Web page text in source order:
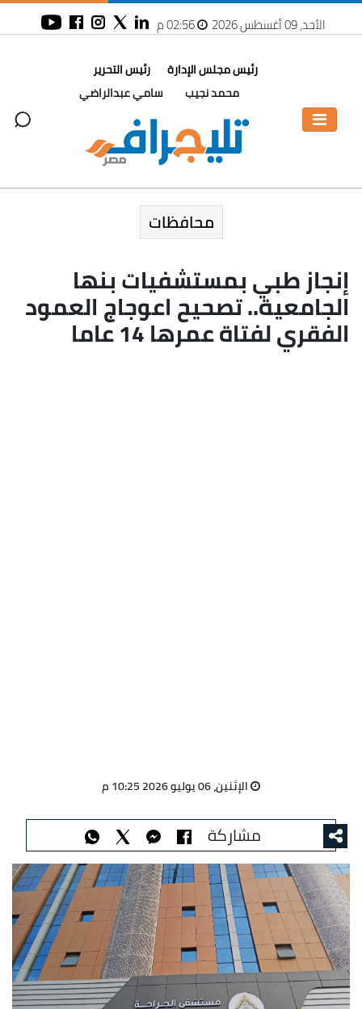
الأحد، 09 أغسطس 2026 02:56 م
رئيس مجلس الإدارة
محمد نجيب
رئيس التحرير
سامي عبدالراضي
محافظات
إنجاز طبي بمستشفيات بنها
الجامعية.. تصحيح اعوجاج العمود
الفقري لفتاة عمرها 14 عاما
الإثنين، 06 يوليو 2026 10:25 م
مشاركة